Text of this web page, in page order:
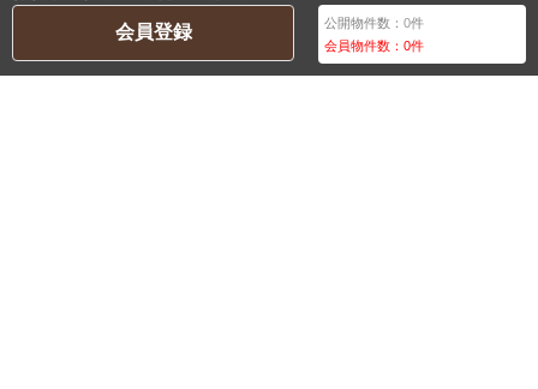
会員登録 公開物件数：0件
会員物件数：0件